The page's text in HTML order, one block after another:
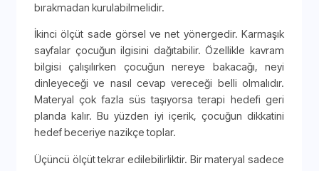
bırakmadan kurulabilmelidir.
İkinci ölçüt sade görsel ve net yönergedir. Karmaşık
sayfalar çocuğun ilgisini dağıtabilir. Özellikle kavram
bilgisi çalışılırken çocuğun nereye bakacağı, neyi
dinleyeceği ve nasıl cevap vereceği belli olmalıdır.
Materyal çok fazla süs taşıyorsa terapi hedefi geri
planda kalır. Bu yüzden iyi içerik, çocuğun dikkatini
hedef beceriye nazikçe toplar.
Üçüncü ölçüt tekrar edilebilirliktir. Bir materyal sadece